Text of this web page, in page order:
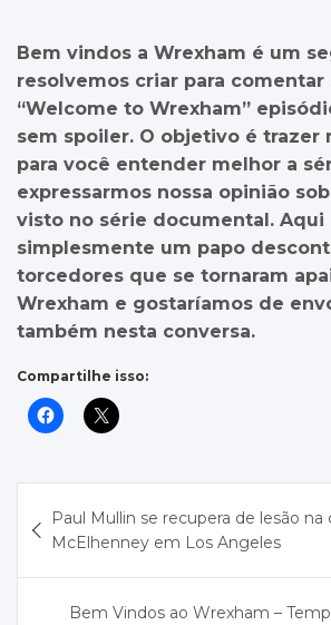
Bem vindos a Wrexham é um
resolvemos criar para comentar
“Welcome to Wrexham”
sem spoiler. O objetivo é trazer
para você entender melhor a
expressarmos nossa opinião
visto no série documental. Aqui
simplesmente um papo
torcedores que se tornaram
Wrexham e gostaríamos de
também nesta conversa.
Compartilhe isso:
de
Post
Paul Mullin se recupera de lesão na
McElhenney em Los Angeles
Bem Vindos ao Wrexham –